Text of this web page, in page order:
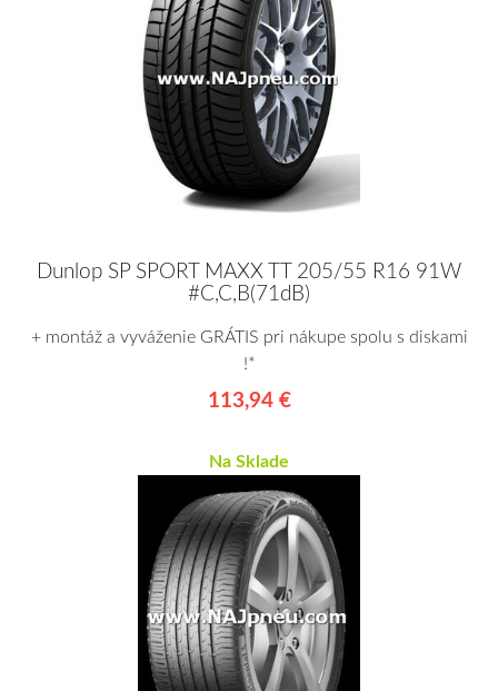
Dunlop SP SPORT MAXX TT 205/55 R16 91W
#C,C,B(71dB)
+ montáž a vyváženie GRÁTIS pri nákupe spolu s diskami
!*
113,94 €
Na Sklade